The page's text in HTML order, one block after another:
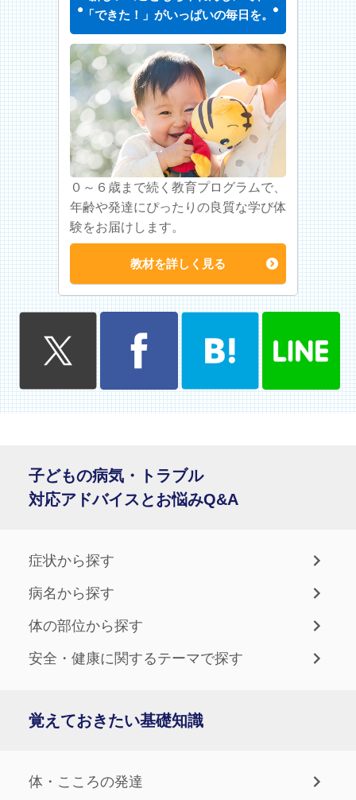
「できた！」がいっぱいの毎日を。
０～６歳まで続く教育プログラムで、
年齢や発達にぴったりの良質な学び体
験をお届けします。
教材を詳しく見る
子どもの病気・トラブル
対応アドバイスとお悩みQ&A
症状から探す
病名から探す
体の部位から探す
安全・健康に関するテーマで探す
覚えておきたい基礎知識
体・こころの発達